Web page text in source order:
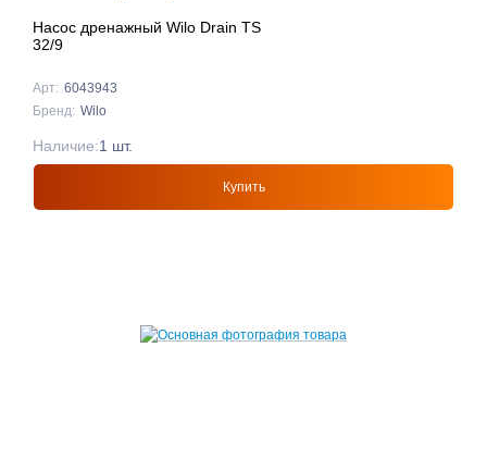
Насос дренажный Wilo Drain TS
32/9
Арт: 6043943
Бренд: Wilo
Купить
Наличие:1 шт.